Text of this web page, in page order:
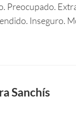
Inseguro.
Sanchís